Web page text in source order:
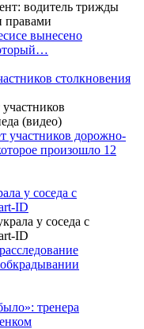
вынесено
столкновения
участников дорожно-
произошло 12
у соседа с
ID
тренера